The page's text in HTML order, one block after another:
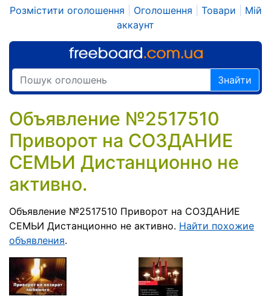
Розмістити оголошення Оголошення Товари
Мій
аккаунт
Знайти
Объявление №2517510
Приворот на СОЗДАНИЕ
СЕМЬИ Дистанционно не
активно.
Объявление №2517510 Приворот на СОЗДАНИЕ
СЕМЬИ Дистанционно не активно. Найти похожие
объявления.